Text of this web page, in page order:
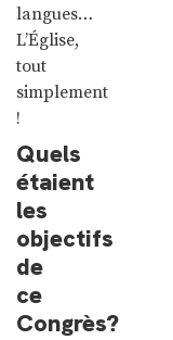
langues…
L’Église,
tout
simplement
!
Quels
étaient
les
objectifs
de
ce
Congrès?